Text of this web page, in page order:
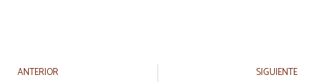
ANTERIOR SIGUIENTE